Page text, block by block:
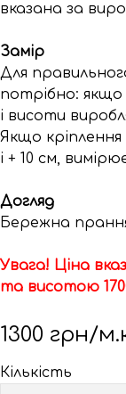
вказана за
Замір
Для
потрібно: якщо
і висоти
Якщо
і + 10 см,
Догляд
Бережна
Увага! Ціна
та висотою
1300 грн/
Кількість